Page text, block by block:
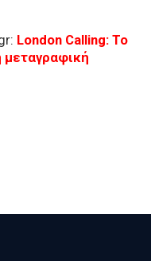
London Calling: To
μεταγραφική